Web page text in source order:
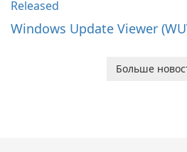
Windows Update Viewer
Больше